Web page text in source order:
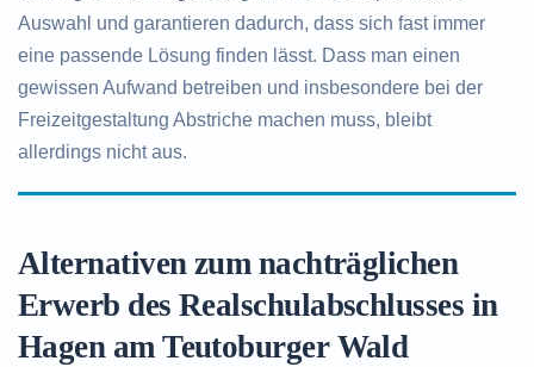
Auswahl und garantieren dadurch, dass sich fast immer
eine passende Lösung finden lässt. Dass man einen
gewissen Aufwand betreiben und insbesondere bei der
Freizeitgestaltung Abstriche machen muss, bleibt
allerdings nicht aus.
Alternativen zum nachträglichen
Erwerb des Realschulabschlusses in
Hagen am Teutoburger Wald